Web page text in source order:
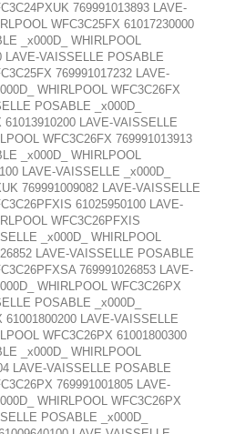
769991013893 LAVE-
WFC3C25FX 61017230000
_x000D_ WHIRLPOOL
LAVE-VAISSELLE POSABLE
769991017232 LAVE-
WHIRLPOOL WFC3C26FX
POSABLE _x000D_
LAVE-VAISSELLE
WFC3C26FX 769991013913
_x000D_ WHIRLPOOL
LAVE-VAISSELLE _x000D_
769991009082 LAVE-VAISSELLE
61025950100 LAVE-
WFC3C26PFXIS
_x000D_ WHIRLPOOL
LAVE-VAISSELLE POSABLE
769991026853 LAVE-
WHIRLPOOL WFC3C26PX
POSABLE _x000D_
61001800200 LAVE-VAISSELLE
WFC3C26PX 61001800300
_x000D_ WHIRLPOOL
LAVE-VAISSELLE POSABLE
769991001805 LAVE-
WHIRLPOOL WFC3C26PX
POSABLE _x000D_